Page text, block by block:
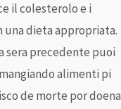
il colesterolo e i
una dieta appropriata.
sera precedente puoi
alimenti pi
de morte por doena